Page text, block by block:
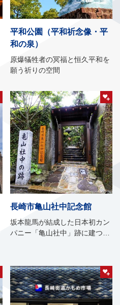
平和公園（平和祈念像・平
和の泉）
原爆犠牲者の冥福と恒久平和を
願う祈りの空間
長崎市亀山社中記念館
坂本龍馬が結成した日本初カン
パニー「亀山社中」跡に建つ記